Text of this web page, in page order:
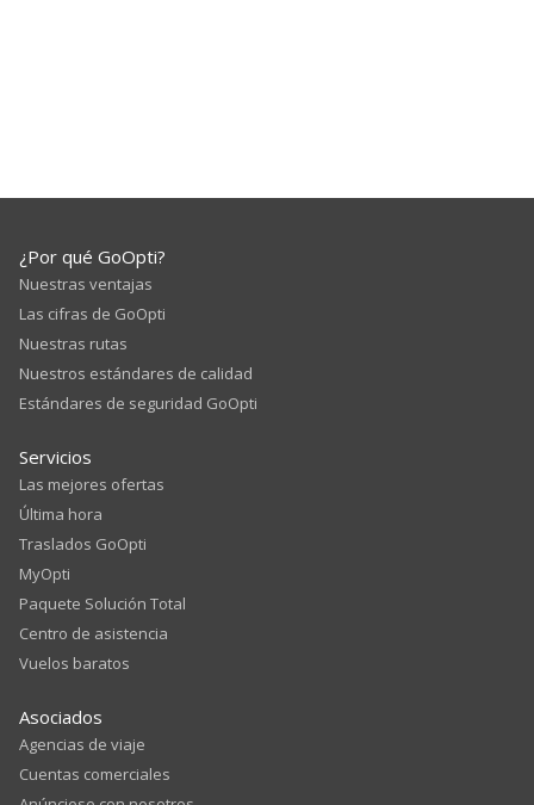
¿Por qué GoOpti?
Nuestras ventajas
Las cifras de GoOpti
Nuestras rutas
Nuestros estándares de calidad
Estándares de seguridad GoOpti
Servicios
Las mejores ofertas
Última hora
Traslados GoOpti
MyOpti
Paquete Solución Total
Centro de asistencia
Vuelos baratos
Asociados
Agencias de viaje
Cuentas comerciales